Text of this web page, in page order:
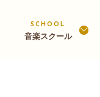
SCHOOL
音楽スクール